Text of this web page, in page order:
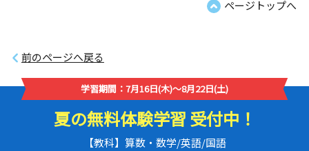
ページトップへ
前のページへ戻る
学習期間：7月16日(木)～8月22日(土)
夏の無料体験学習 受付中！
【教科】算数・数学/英語/国語